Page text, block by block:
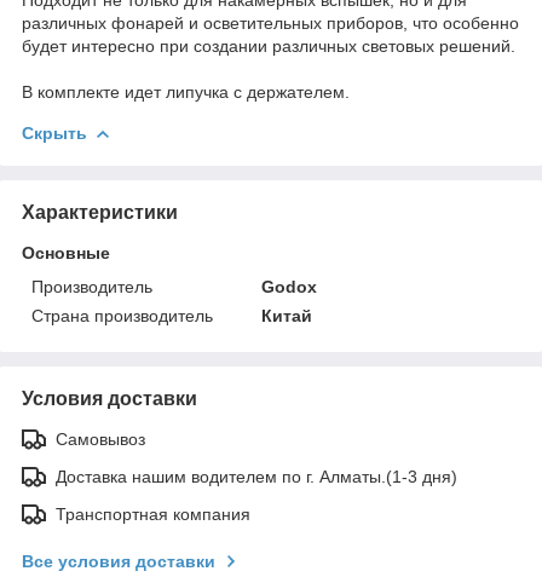
различных фонарей и осветительных приборов, что особенно
будет интересно при создании различных световых решений.
В комплекте идет липучка с держателем.
Скрыть
Характеристики
Основные
Производитель
Godox
Страна производитель
Китай
Условия доставки
Самовывоз
Доставка нашим водителем по г. Алматы.(1-3 дня)
Транспортная компания
Все условия доставки